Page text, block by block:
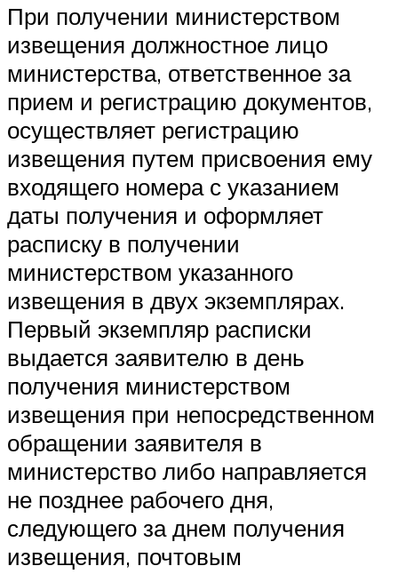
При получении министерством
извещения должностное лицо
министерства, ответственное за
прием и регистрацию документов,
осуществляет регистрацию
извещения путем присвоения ему
входящего номера с указанием
даты получения и оформляет
расписку в получении
министерством указанного
извещения в двух экземплярах.
Первый экземпляр расписки
выдается заявителю в день
получения министерством
извещения при непосредственном
обращении заявителя в
министерство либо направляется
не позднее рабочего дня,
следующего за днем получения
извещения, почтовым